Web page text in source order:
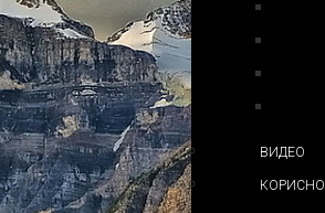
ВИДЕО
КОРИСНО